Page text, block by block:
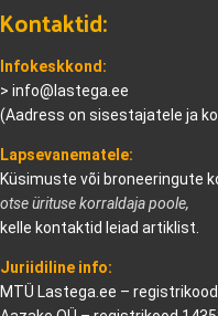
Kontaktid:
Infokeskkond:
> info@lastega.ee
(Aadress on sisestajatele ja
Lapsevanematele:
Küsimuste või broneeringute
otse ürituse korraldaja poole,
kelle kontaktid leiad artiklist.
Juriidiline info:
MTÜ Lastega.ee –